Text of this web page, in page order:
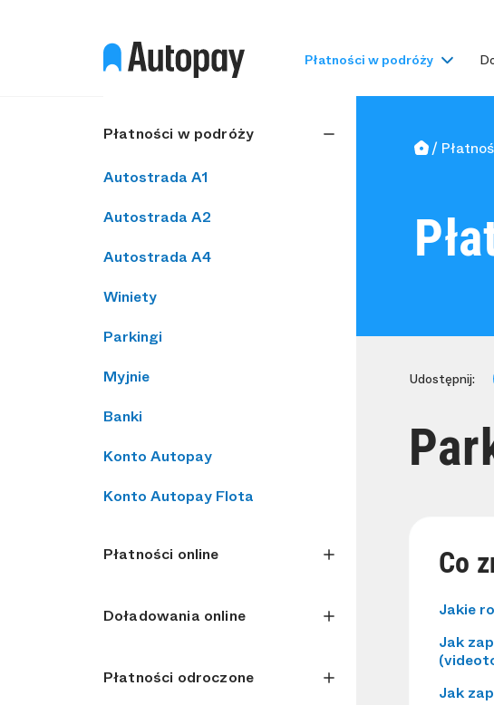
Płatności w podróży
Płatności w podróży
Autostrada A1
Autostrada A2
Autostrada A4
Winiety
Parkingi
Myjnie
Banki
Konto Autopay
Konto Autopay Flota
Płatności online
Doładowania online
Płatności odroczone
Udostępnij:
Co
Jakie
Jak
Jak